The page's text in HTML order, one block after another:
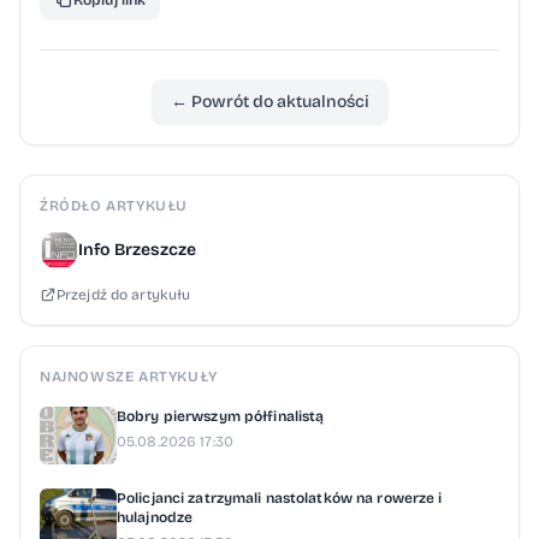
← Powrót do aktualności
ŹRÓDŁO ARTYKUŁU
Info Brzeszcze
Przejdź do artykułu
NAJNOWSZE ARTYKUŁY
Bobry pierwszym półfinalistą
05.08.2026 17:30
Policjanci zatrzymali nastolatków na rowerze i
hulajnodze